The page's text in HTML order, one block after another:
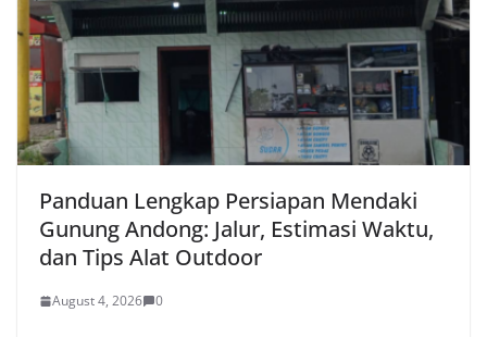
Panduan Lengkap Persiapan Mendaki
Gunung Andong: Jalur, Estimasi Waktu,
dan Tips Alat Outdoor
August 4, 2026 0